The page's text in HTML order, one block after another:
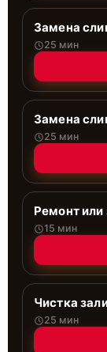
Замена
25 мин
Замена
25 мин
Ремонт или
15 мин
Чистка
25 мин